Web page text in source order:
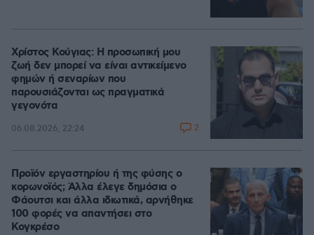
Χρίστος Κούγιας: Η προσωπική μου
ζωή δεν μπορεί να είναι αντικείμενο
φημών ή σεναρίων που
παρουσιάζονται ως πραγματικά
γεγονότα
06.08.2026, 22:24 2
Προϊόν εργαστηρίου ή της φύσης ο
κορωνοϊός; Άλλα έλεγε δημόσια ο
Φάουτσι και άλλα ιδιωτικά, αρνήθηκε
100 φορές να απαντήσει στο
Κογκρέσο